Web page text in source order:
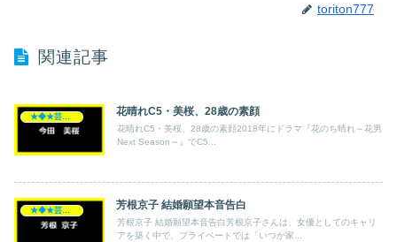
toriton777
関連記事
花晴れC5・美桜、28歳の素顔
花晴れC5・美桜、28歳の素顔2018年にドラマ『花のち晴れ～花男
Next Season～』でC5...
芳根京子 結婚願望本音告白
芳根京子 結婚願望本音告白芳根京子さんは、女優としてのキャリ
アを築く中で、プライベートでは「いつか家...